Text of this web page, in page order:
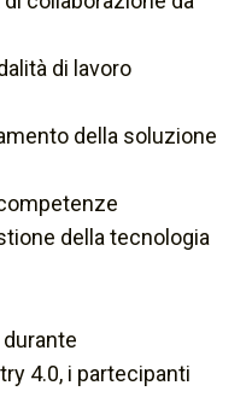
di lavoro
della soluzione
della tecnologia
4.0, i partecipanti